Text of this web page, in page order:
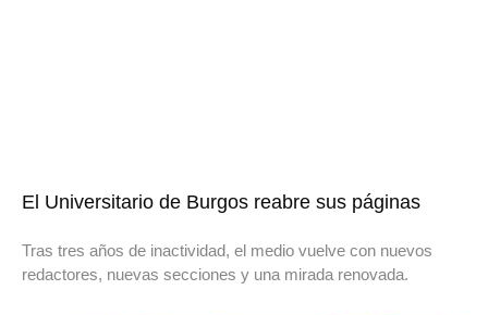
El Universitario de Burgos reabre sus páginas
Tras tres años de inactividad, el medio vuelve con nuevos
redactores, nuevas secciones y una mirada renovada.